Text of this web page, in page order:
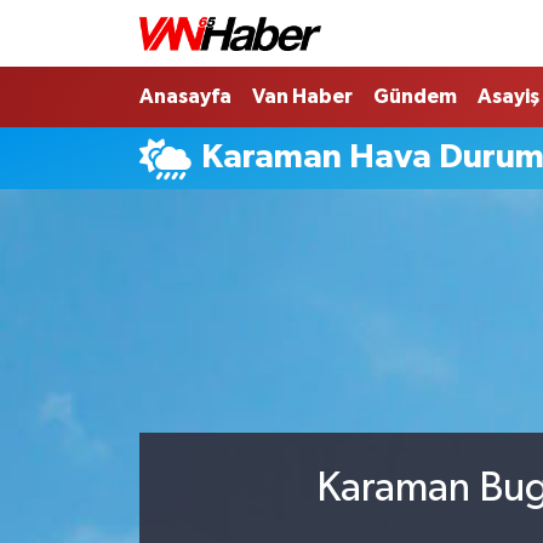
Anasayfa Van Haber Gündem Asayiş
Karaman Hava
Karaman
Nöbetçi Eczaneler
Hava Durumu